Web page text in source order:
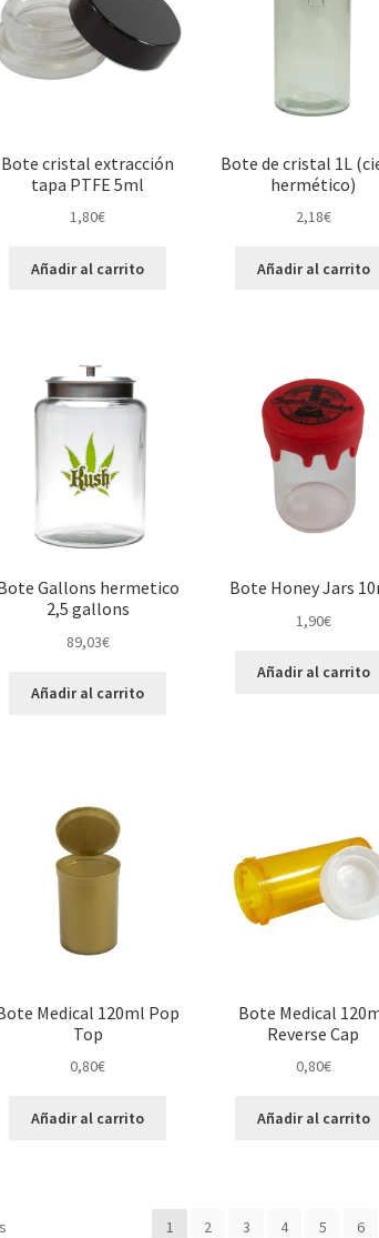
Bote cristal extracción
tapa PTFE 5ml
1,80€
Añadir al carrito
Bote de cristal 1L
hermético)
2,18€
Añadir al carrito
Gallons hermetico
2,5 gallons
89,03€
Añadir al carrito
Bote Honey Jars
1,90€
Añadir al carrito
Medical 120ml Pop
Top
0,80€
Añadir al carrito
Bote Medical
Reverse Cap
0,80€
Añadir al carrito
1 2 3 4 5 6